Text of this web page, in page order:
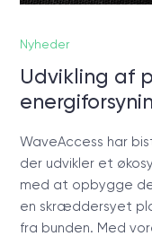
Nyheder
Udvikling af
WaveAccess har
der udvikler et
med at opbygge
en skræddersyet
fra bunden. Med